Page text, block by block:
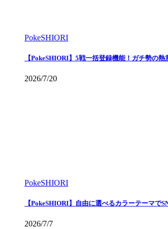
PokeSHIORI
【PokeSHIORI】5戦一括登録機能！ガチ勢の
2026/7/20
PokeSHIORI
【PokeSHIORI】自由に選べるカラーテーマで
2026/7/7